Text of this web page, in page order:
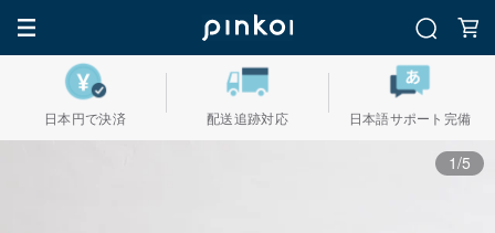
日本円で決済 配送追跡対応 日本語サポート完備
1/5